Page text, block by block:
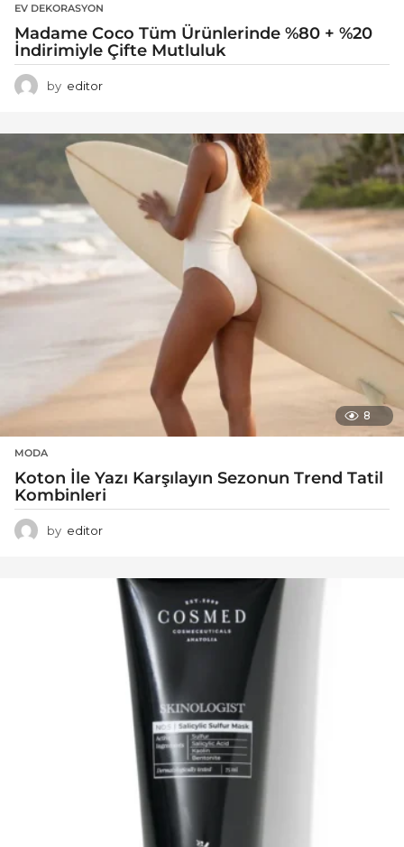
EV DEKORASYON
Madame Coco Tüm Ürünlerinde %80 + %20
İndirimiyle Çifte Mutluluk
by editor
8
MODA
Koton İle Yazı Karşılayın Sezonun Trend Tatil
Kombinleri
by editor